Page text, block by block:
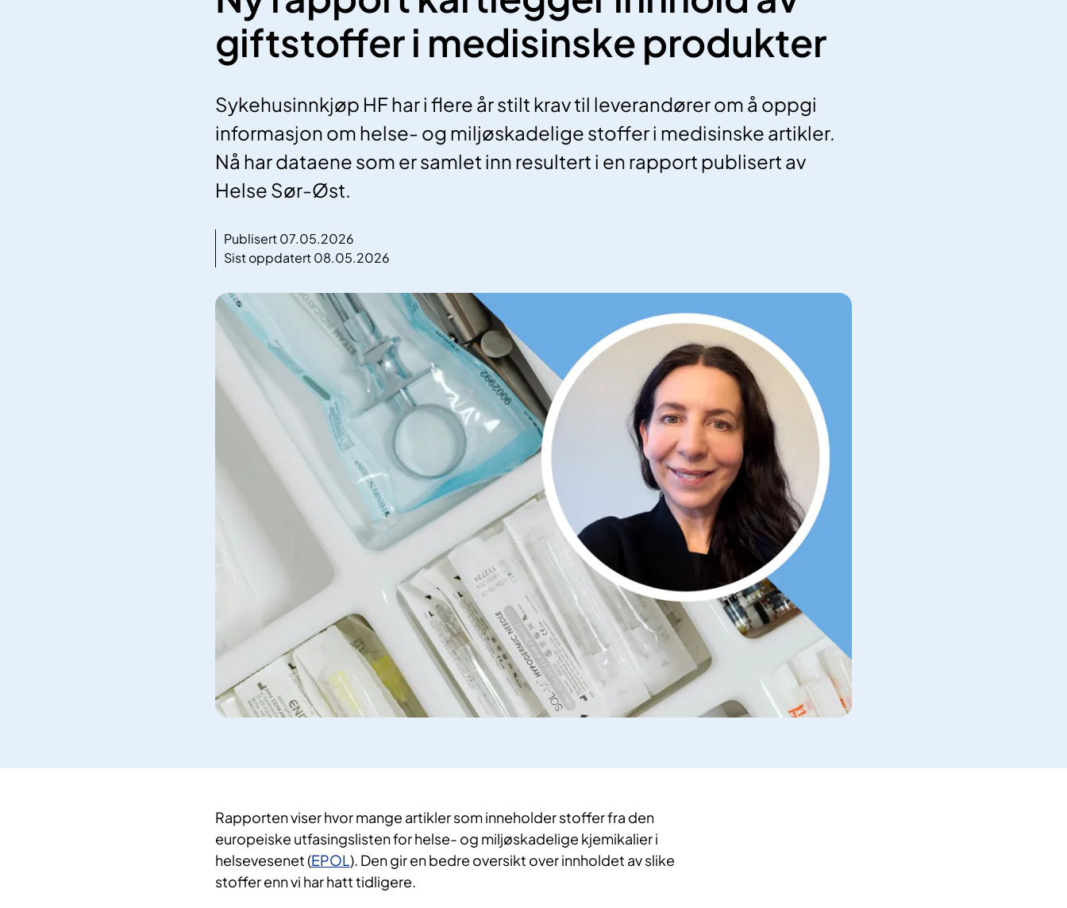
giftstoffer i medisinske produkter
Sykehusinnkjøp HF har i flere år stilt krav til leverandører om å oppgi
informasjon om helse- og miljøskadelige stoffer i medisinske artikler.
Nå har dataene som er samlet inn resultert i en rapport publisert av
Helse Sør-Øst.
Publisert 07.05.2026
Sist oppdatert 08.05.2026
Rapporten viser hvor mange artikler som inneholder stoffer fra den
europeiske utfasingslisten for helse- og miljøskadelige kjemikalier i
helsevesenet (EPOL). Den gir en bedre oversikt over innholdet av slike
stoffer enn vi har hatt tidligere.